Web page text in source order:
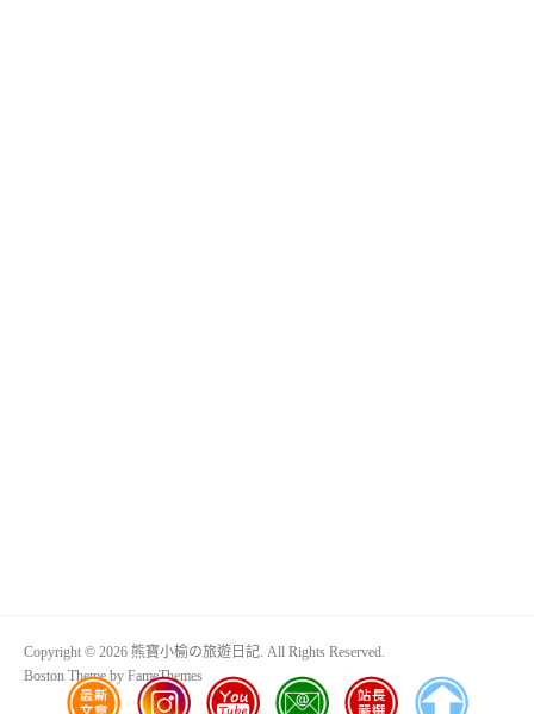
Copyright © 2026 熊寶小榆の旅遊日記. All Rights Reserved.
Boston Theme by FameThemes